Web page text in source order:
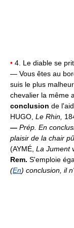
• 4. Le diable se
— Vous êtes au
suis le plus
chevalier la même
conclusion de
HUGO, Le Rhin,
— Prép. En
plaisir de la chair
(AYMÉ, La Jument
Rem. S'emploie
(En) conclusion, il